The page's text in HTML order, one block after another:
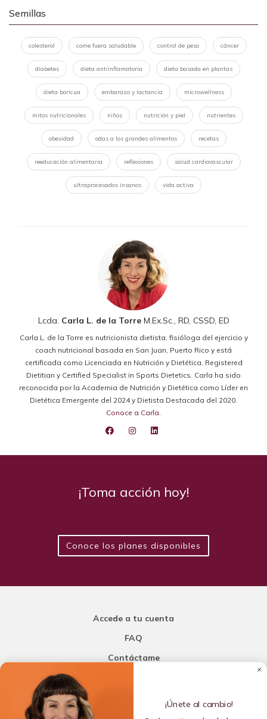
Semillas
colesterol come fuera saludable control de peso cáncer
diabetes dieta antiinflamatoria dieta basada en plantas
dieta boricua embarazo y lactancia microwellness
mitos nutricionales niños nutrición y piel nutrientes
obesidad odas a los grandes alimentos recetas
reeducación alimentaria reflexiones salud cardiovascular
ultraprocesados insanos vida activa
Lcda. Carla L. de la TorreM.Ex.Sc., RD, CSSD, ED
Carla L. de la Torre es nutricionista dietista, fisióloga del ejercicio y
coach nutricional basada en San Juan, Puerto Rico y está
certificada como Licenciada en Nutrición y Dietética, Registered
Dietitian y Certified Specialist in Sports Dietetics. Carla ha sido
reconocida por la Academia de Nutrición y Dietética como Líder en
Dietética Emergente del 2024 y Dietista Destacada del 2020.
Conoce a Carla.
¡Toma acción hoy!
Conoce los planes disponibles
Accede a tu cuenta
FAQ
Contáctame
Añade una porción de inteligencia a tu nutrición
¡Únete al cambio!